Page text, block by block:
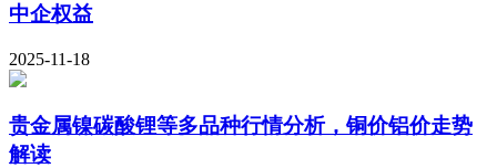
中企权益
2025-11-18
贵金属镍碳酸锂等多品种行情分析，铜价铝价走势
解读